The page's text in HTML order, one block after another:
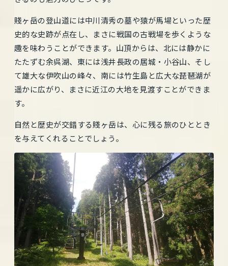
賤ヶ岳の登山道には中川清秀の墓や猿が馬場といった歴
史的な史跡が点在し、まさに戦国の古戦場を歩くような
趣を味わうことができます。山頂からは、北には静かに
たたずむ余呉湖、東には浅井長政の居城・小谷山、そし
て雄大な伊吹山の峰々、南には竹生島と広大な琵琶湖が
遥かに広がり、まさに近江の大地を見渡すことができま
す。
自然と歴史が交錯する賤ヶ岳は、心に残る旅のひととき
を与えてくれることでしょう。